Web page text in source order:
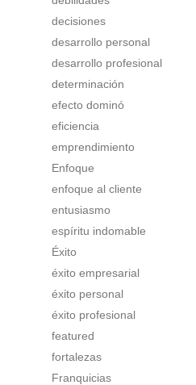
decisiones
desarrollo personal
desarrollo profesional
determinación
efecto dominó
eficiencia
emprendimiento
Enfoque
enfoque al cliente
entusiasmo
espíritu indomable
Éxito
éxito empresarial
éxito personal
éxito profesional
featured
fortalezas
Franquicias